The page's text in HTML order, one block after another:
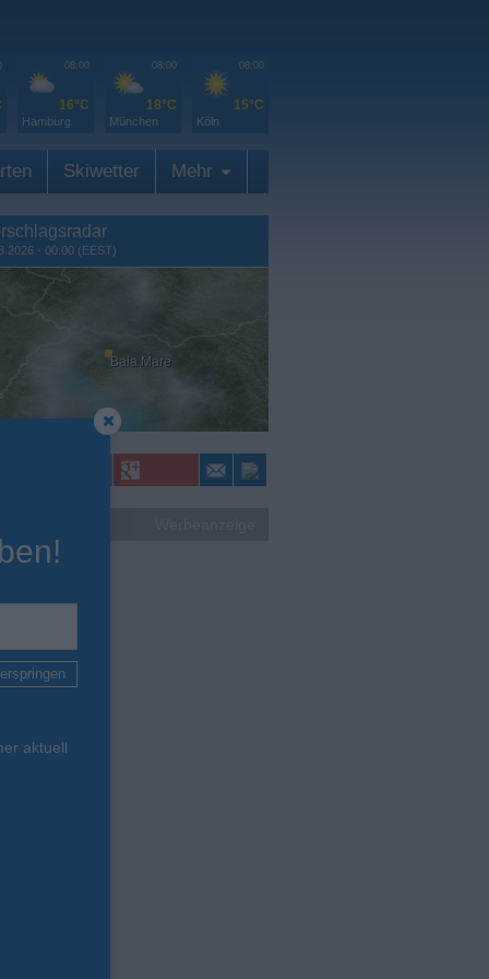
08:00
16°C
Hamburg
08:00
18°C
München
08:00
15°C
Köln
Skiwetter Mehr
- 00:00 (EEST)
Baia Mare
aktuell